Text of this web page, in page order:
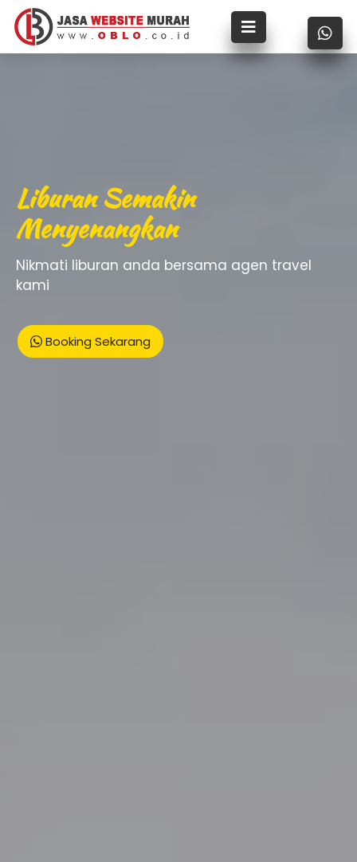
Liburan Semakin
Menyenangkan
Nikmati liburan anda bersama agen travel
kami
Booking Sekarang